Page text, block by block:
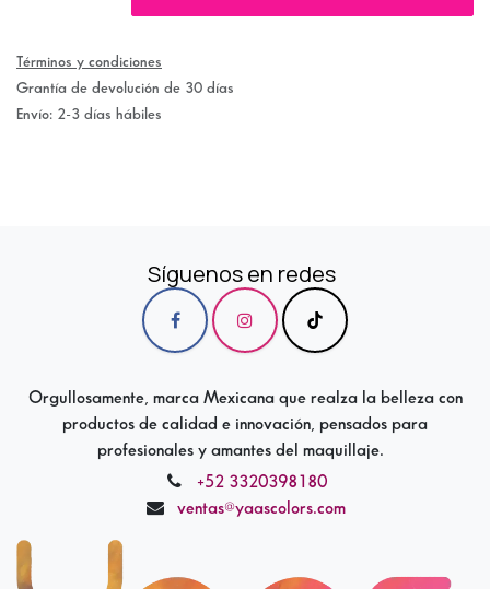
Términos y condiciones
Grantía de devolución de 30 días
Envío: 2-3 días hábiles
Síguenos en redes
Orgullosamente, marca Mexicana que realza la belleza con
productos de calidad e innovación, pensados para
profesionales y amantes del maquillaje.
+52 3320398180
ventas@yaascolors.com